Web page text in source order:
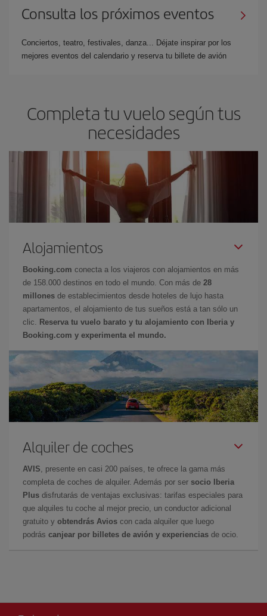
Consulta los próximos eventos
Conciertos, teatro, festivales, danza... Déjate inspirar por los
mejores eventos del calendario y reserva tu billete de avión
Completa tu vuelo según tus
necesidades
Alojamientos
Booking.com conecta a los viajeros con alojamientos en más
de 158.000 destinos en todo el mundo. Con más de 28
millones de establecimientos desde hoteles de lujo hasta
apartamentos, el alojamiento de tus sueños está a tan sólo un
clic.
Reserva tu vuelo barato y tu alojamiento con Iberia y
Booking.com y experimenta el mundo.
Alquiler de coches
AVIS , presente en casi 200 países, te ofrece la gama más
completa de coches de alquiler. Además por ser socio Iberia
Plus disfrutarás de ventajas exclusivas: tarifas especiales para
que alquiles tu coche al mejor precio, un conductor adicional
gratuito y obtendrás Avios con cada alquiler que luego
podrás canjear por billetes de avión y experiencias de ocio.